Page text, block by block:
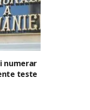
numerar
teste